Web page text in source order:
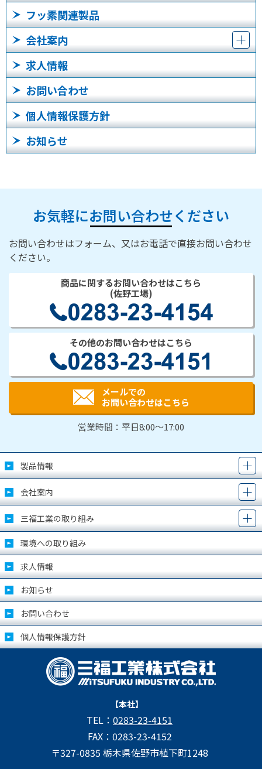
フッ素関連製品
会社案内
求人情報
お問い合わせ
個人情報保護方針
お知らせ
お気軽にお問い合わせください
お問い合わせはフォーム、又はお電話で直接お問い合わせ
ください。
商品に関するお問い合わせはこちら
(佐野工場)
その他のお問い合わせはこちら
メールでの
お問い合わせはこちら
営業時間：平日8:00～17:00
製品情報
会社案内
三福工業の取り組み
環境への取り組み
求人情報
お知らせ
お問い合わせ
個人情報保護方針
【本社】
TEL： 0283-23-4151
FAX：0283-23-4152
〒327-0835 栃木県佐野市植下町1248